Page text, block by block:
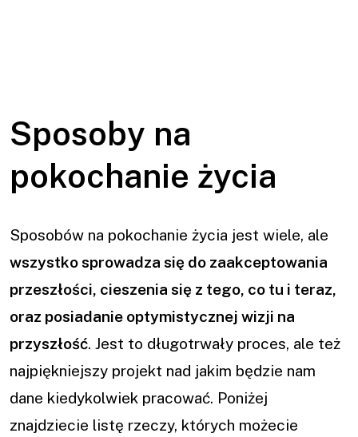
Sposoby na
pokochanie życia
Sposobów na pokochanie życia jest wiele, ale
wszystko sprowadza się do zaakceptowania
przeszłości, cieszenia się z tego, co tu i teraz,
oraz posiadanie optymistycznej wizji na
przyszłość. Jest to długotrwały proces, ale też
najpiękniejszy projekt nad jakim będzie nam
dane kiedykolwiek pracować. Poniżej
znajdziecie listę rzeczy, których możecie